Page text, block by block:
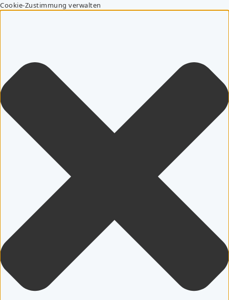
Cookie-Zustimmung verwalten